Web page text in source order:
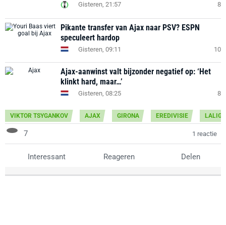
Gisteren, 21:57 8
Pikante transfer van Ajax naar PSV? ESPN
speculeert hardop
Gisteren, 09:11 10
Ajax-aanwinst valt bijzonder negatief op: ‘Het
klinkt hard, maar…’
Gisteren, 08:25 8
VIKTOR TSYGANKOV AJAX GIRONA EREDIVISIE LALIGA
7 1 reactie
Interessant Reageren Delen